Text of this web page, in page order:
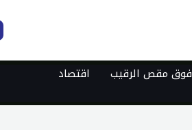
فوق مقص الرقيب
اقتصاد